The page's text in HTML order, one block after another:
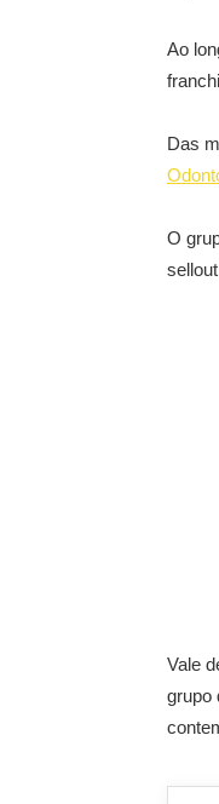
Ao
Das
O
Vale
grupo